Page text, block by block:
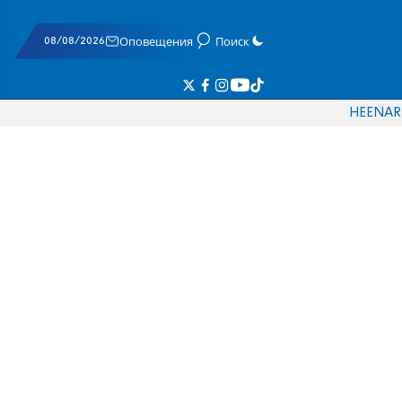
08/08/2026 Оповещения Поиск
HEENAR